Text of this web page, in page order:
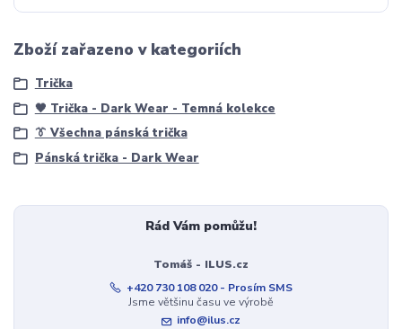
Zboží zařazeno v kategoriích
Trička
🖤 Trička - Dark Wear - Temná kolekce
👔 Všechna pánská trička
Pánská trička - Dark Wear
Rád Vám pomůžu!
Tomáš - ILUS.cz
+420 730 108 020 - Prosím SMS
Jsme většinu času ve výrobě
info@ilus.cz